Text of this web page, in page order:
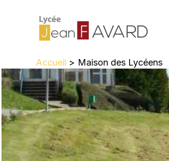
Accueil Maison des Lycéens